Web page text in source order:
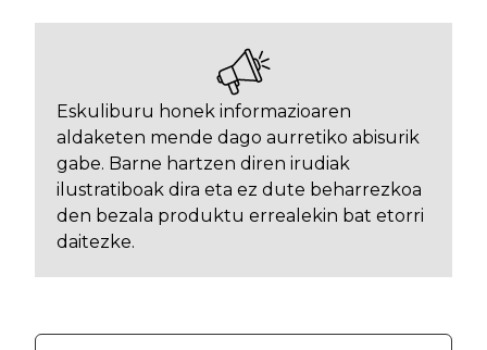
Eskuliburu honek informazioaren
aldaketen mende dago aurretiko abisurik
gabe. Barne hartzen diren irudiak
ilustratiboak dira eta ez dute beharrezkoa
den bezala produktu errealekin bat etorri
daitezke.